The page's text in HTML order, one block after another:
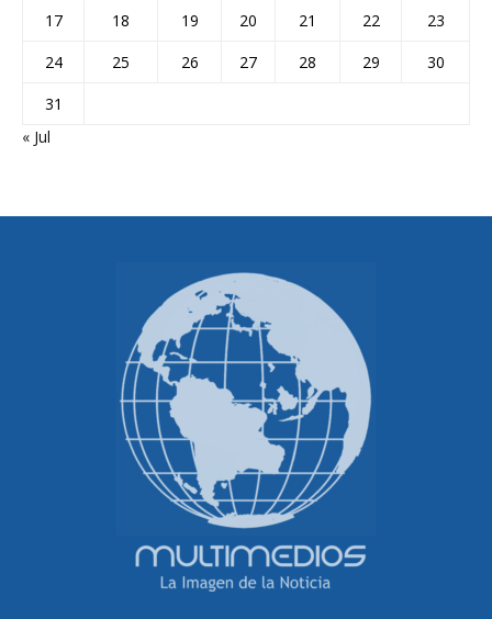
17
18 19 20 21 22
23
24
25 26 27 28 29
30
31
« Jul